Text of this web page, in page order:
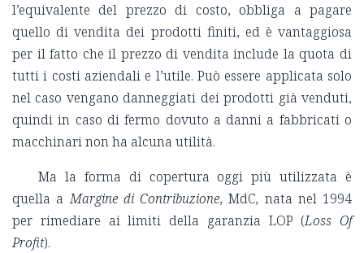
l’equivalente del prezzo di costo, obbliga a pagare
quello di vendita dei prodotti finiti, ed è vantaggiosa
per il fatto che il prezzo di vendita include la quota di
tutti i costi aziendali e l’utile. Può essere applicata solo
nel caso vengano danneggiati dei prodotti già venduti,
quindi in caso di fermo dovuto a danni a fabbricati o
macchinari non ha alcuna utilità.
Ma la forma di copertura oggi più utilizzata è
quella aMargine di Contribuzione, MdC, nata nel 1994
per rimediare ai limiti della garanzia LOP (Loss Of
Profit).